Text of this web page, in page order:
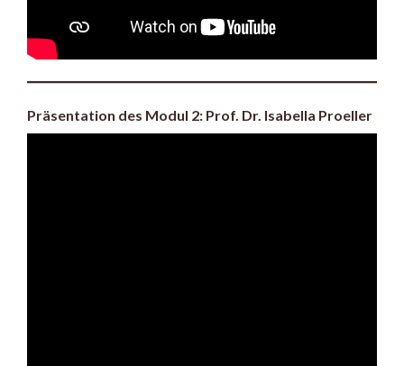
Präsentation des Modul 2: Prof. Dr. Isabella Proeller